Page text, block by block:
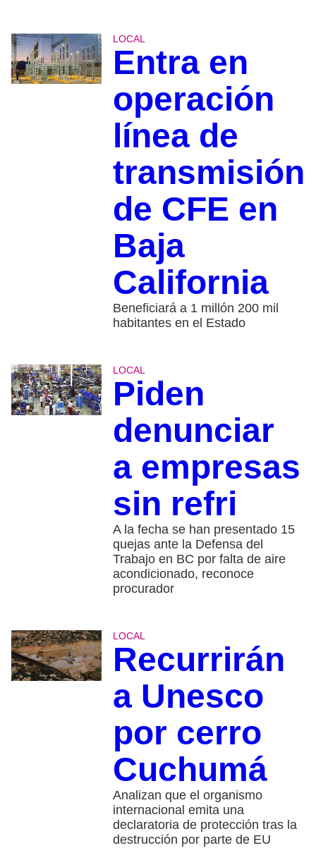
LOCAL
Entra en
operación
línea de
transmisión
de CFE en
Baja
California
Beneficiará a 1 millón 200 mil
habitantes en el Estado
LOCAL
Piden
denunciar
a empresas
sin refri
A la fecha se han presentado 15
quejas ante la Defensa del
Trabajo en BC por falta de aire
acondicionado, reconoce
procurador
LOCAL
Recurrirán
a Unesco
por cerro
Cuchumá
Analizan que el organismo
internacional emita una
declaratoria de protección tras la
destrucción por parte de EU